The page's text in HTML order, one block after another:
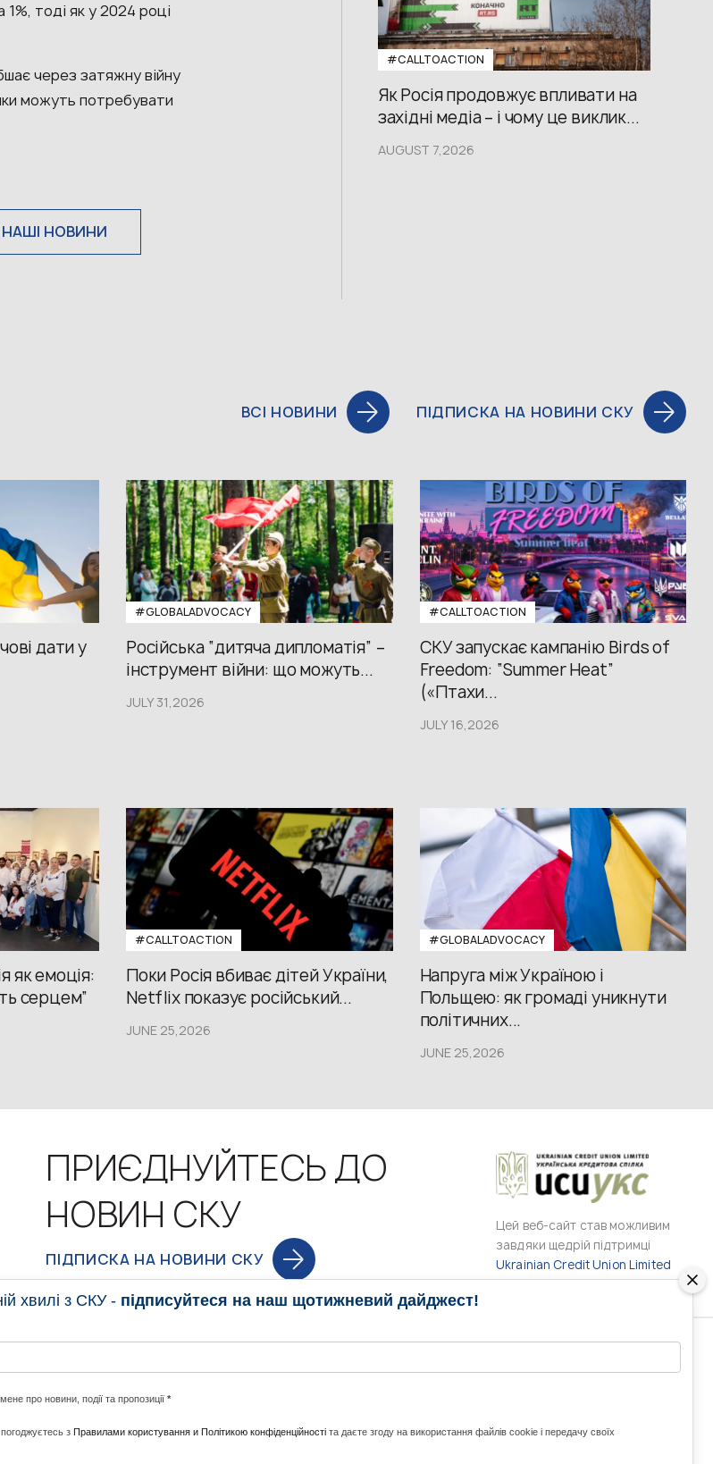
тоді як у 2024 році
через затяжну війну
можуть потребувати
НОВИНИ
#CALLTOACTION
Як Росія продовжує впливати на
західні медіа – і чому це виклик...
AUGUST 7,2026
ВСІ НОВИНИ ПІДПИСКА НА НОВИНИ СКУ
дати у
#GLOBALADVOCACY
Російська “дитяча дипломатія” –
інструмент війни: що можуть...
JULY 31,2026
#CALLTOACTION
СКУ запускає кампанію Birds of
Freedom: “Summer Heat”
(«Птахи...
JULY 16,2026
як емоція:
серцем”
#CALLTOACTION
Поки Росія вбиває дітей України,
Netflix показує російський...
JUNE 25,2026
#GLOBALADVOCACY
Напруга між Україною і
Польщею: як громаді уникнути
політичних...
JUNE 25,2026
ПРИЄДНУЙТЕСЬ ДО
НОВИН СКУ
ПІДПИСКА НА НОВИНИ СКУ
Цей веб-сайт став можливим
завдяки щедрій підтримці
Ukrainian Credit Union Limited
НОВИНИ ПРОГРАМИ МЕДІА КОНТАКТИ
з України та світу
хвилі з СКУ - підписуйтеся на наш щотижневий дайджест!
про новини, події та пропозиції *
з Правилами користування и Політикою конфіденційності та даєте згоду на використання файлів cookie і передачу своїх